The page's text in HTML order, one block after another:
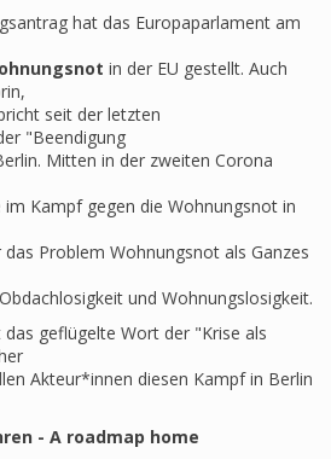
hat das Europaparlament am
in der EU gestellt. Auch
seit der letzten
"Beendigung
Mitten in der zweiten Corona
Kampf gegen die Wohnungsnot in
Problem Wohnungsnot als Ganzes
und Wohnungslosigkeit.
geflügelte Wort der "Krise als
Akteur*innen diesen Kampf in Berlin
- A roadmap home